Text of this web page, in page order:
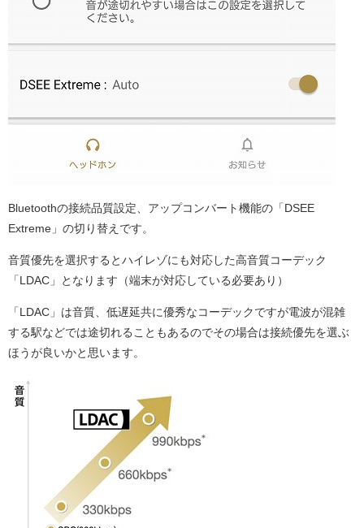
Bluetoothの接続品質設定、アップコンバート機能の「DSEE
Extreme」の切り替えです。
音質優先を選択するとハイレゾにも対応した高音質コーデック
「LDAC」となります（端末が対応している必要あり）
「LDAC」は音質、低遅延共に優秀なコーデックですが電波が混雑
する駅などでは途切れることもあるのでその場合は接続優先を選ぶ
ほうが良いかと思います。